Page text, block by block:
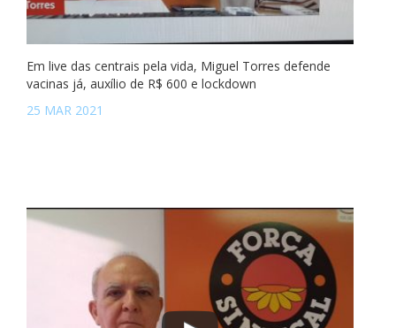
Em live das centrais pela vida, Miguel Torres defende
vacinas já, auxílio de R$ 600 e lockdown
25 MAR 2021